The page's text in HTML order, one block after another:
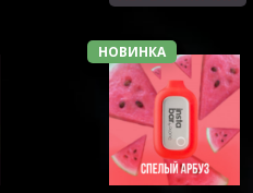
НОВИНКА